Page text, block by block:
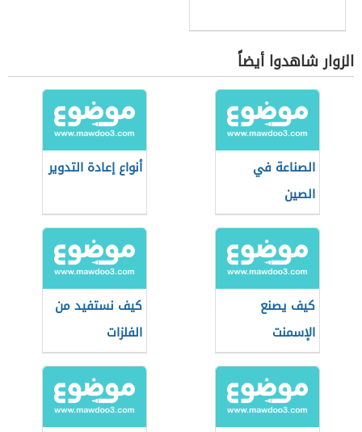
الزوار شاهدوا أيضاً
الصناعة في
الصين
أنواع إعادة التدوير
كيف يصنع
الإسمنت
كيف نستفيد من
الفلزات